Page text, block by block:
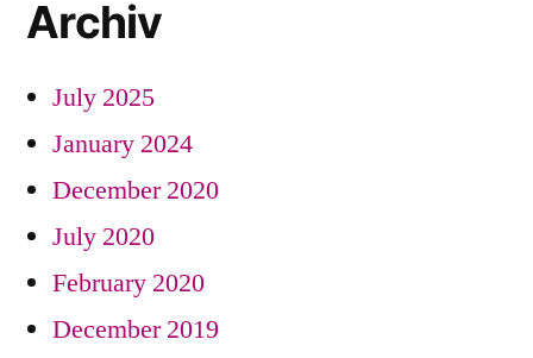
Archiv
July 2025
January 2024
December 2020
July 2020
February 2020
December 2019